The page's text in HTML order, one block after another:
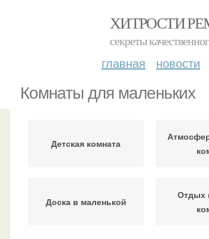
ХИТРОСТИ
секреты
главная новости
Комнаты для маленьких
Детская комната
Доска в маленькой
Отдых